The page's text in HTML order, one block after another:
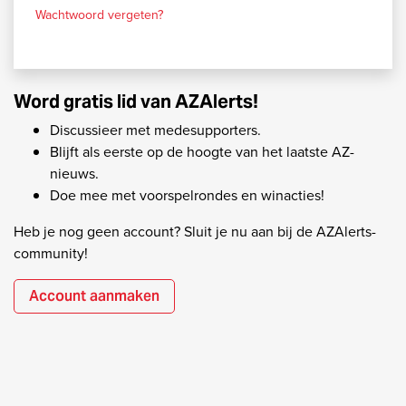
Wachtwoord vergeten?
Word gratis lid van AZAlerts!
Discussieer met medesupporters.
Blijft als eerste op de hoogte van het laatste AZ-
nieuws.
Doe mee met voorspelrondes en winacties!
Heb je nog geen account? Sluit je nu aan bij de AZAlerts-
community!
Account aanmaken